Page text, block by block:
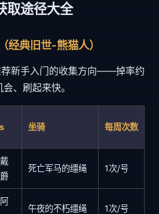
取途径大全
经典旧世-熊猫人）
荐新手入门的收集方向——掉率约
、刷起来快。
坐骑 每周次数
死亡军马的缰绳 1次/号
午夜的不朽缰绳 1次/号